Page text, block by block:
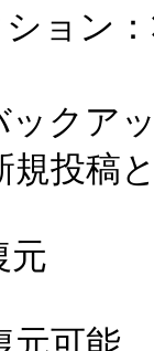
ョン：
クアッ
投稿
元